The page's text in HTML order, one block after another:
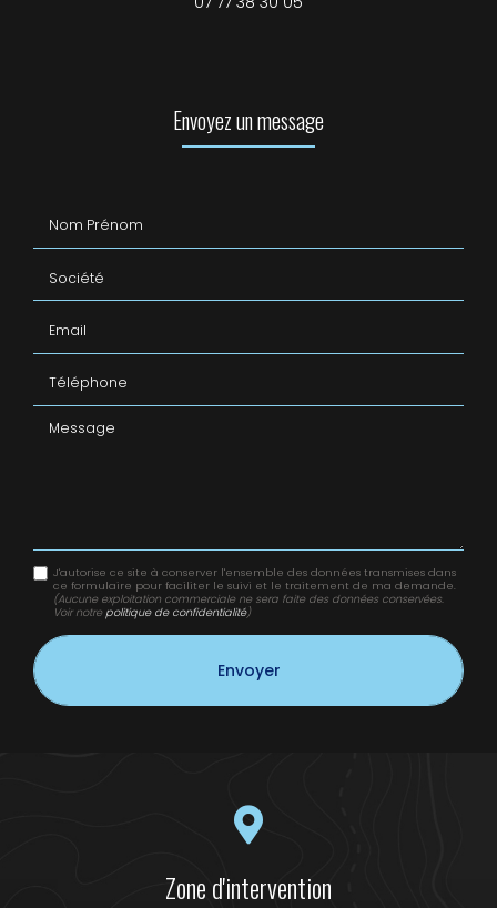
Envoyez un message
Message
J'autorise ce site à conserver l'ensemble des données transmises dans
ce formulaire pour faciliter le suivi et le traitement de ma demande.
(Aucune exploitation commerciale ne sera faite des données conservées.
Voir notre politique de confidentialité)
Zone d'intervention